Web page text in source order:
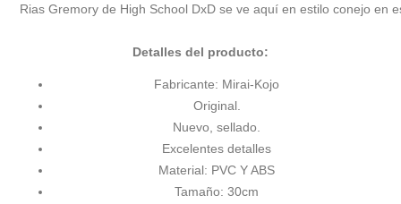
Rias Gremory de High School DxD se ve aquí en estilo conejo en
Detalles del producto:
Fabricante: Mirai-Kojo
Original.
Nuevo, sellado.
Excelentes detalles
Material: PVC Y ABS
Tamaño: 30cm